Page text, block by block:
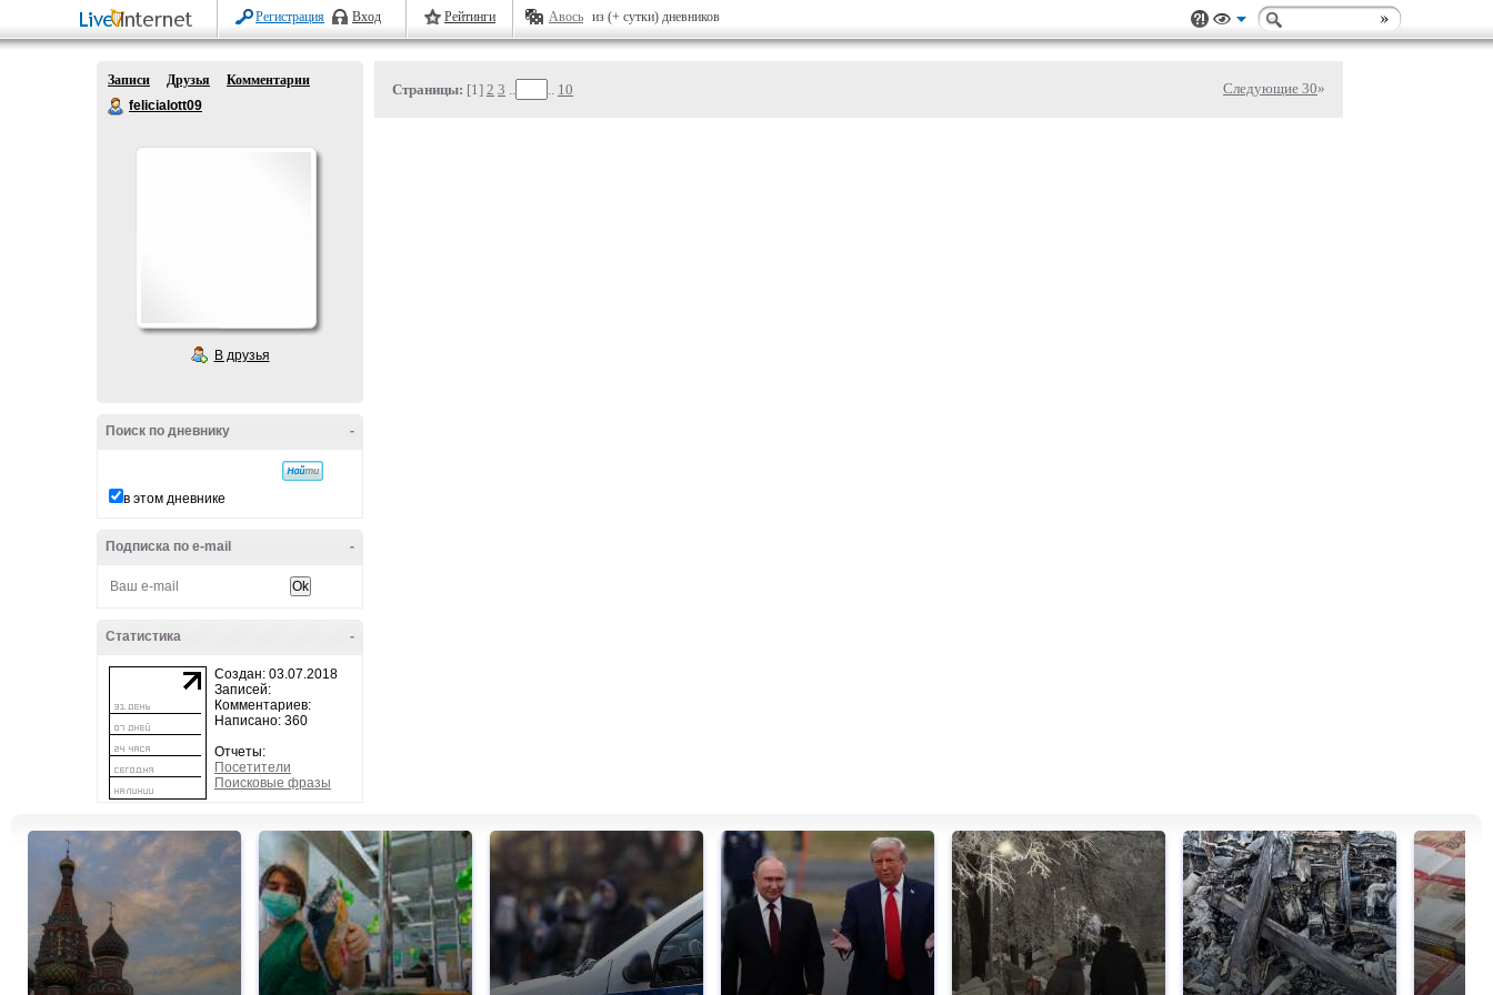
Регистрация Вход Рейтинги Авось из (+ сутки) дневников
Записи Друзья
Комментарии
felicialott09
В друзья
-
Поиск по дневнику
в этом дневнике
-
Подписка по e-mail
-
Статистика
Создан: 03.07.2018
Записей:
Комментариев:
Написано: 360
Отчеты:
Посетители
Поисковые фразы
Страницы: [1] 2 3 .. .. 10 Следующие 30»